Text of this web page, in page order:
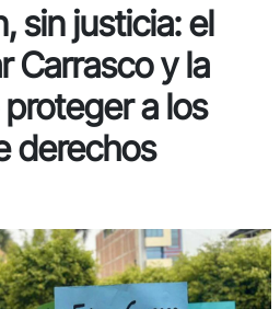
sin justicia: el
Carrasco y la
a los
derechos